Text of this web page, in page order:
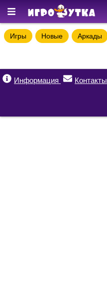
Игры Новые Аркады
Информация Контакты